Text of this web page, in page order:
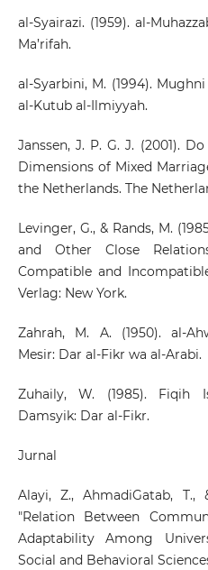
al-Syairazi. (1959). al-
Ma’rifah.
al-Syarbini, M. (1994).
al-Kutub al-Ilmiyyah.
Janssen, J. P. G. J. (2001).
Dimensions of Mixed
the Netherlands. The
Levinger, G., & Rands, M.
and Other Close
Compatible and
Verlag: New York.
Zahrah, M. A. (1950). al-
Mesir: Dar al-Fikr wa al-Arabi.
Zuhaily, W. (1985). Fiqih
Damsyik: Dar al-Fikr.
Jurnal
Alayi, Z., AhmadiGatab, T.,
"Relation Between
Adaptability Among
Social and Behavioral